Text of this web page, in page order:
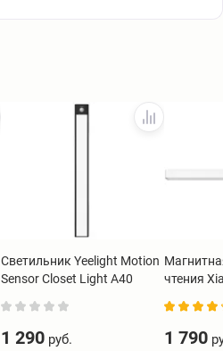
Светильник Yeelight Motion
Sensor Closet Light A40
1 290 руб.
чтения
1 790